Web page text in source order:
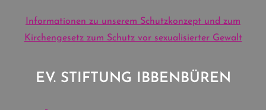
Informationen zu unserem Schutzkonzept und zum
Kirchengesetz zum Schutz vor sexualisierter Gewalt
EV. STIFTUNG IBBENBÜREN